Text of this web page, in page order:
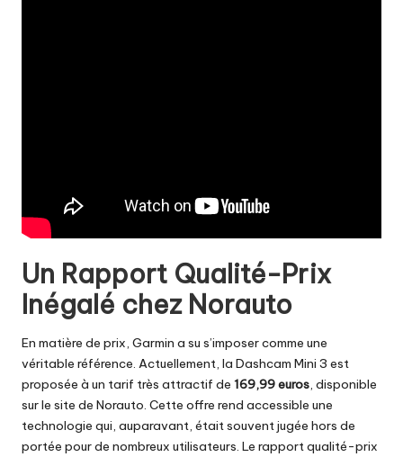
Un Rapport Qualité-Prix
Inégalé chez Norauto
En matière de prix, Garmin a su s’imposer comme une
véritable référence. Actuellement, la Dashcam Mini 3 est
proposée à un tarif très attractif de 169,99 euros, disponible
sur le site de Norauto. Cette offre rend accessible une
technologie qui, auparavant, était souvent jugée hors de
portée pour de nombreux utilisateurs. Le rapport qualité-prix